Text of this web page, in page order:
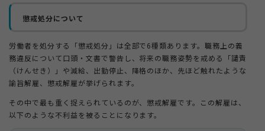
懲戒処分について
労働者を処分する「懲戒処分」は全部で6種類あります。職務上の義
務違反について口頭・文書で警告し、将来の職務姿勢を戒める「譴責
（けんせき）」や減給、出勤停止、降格のほか、先ほど触れたような
諭旨解雇、懲戒解雇が挙げられます。
その中で最も重く捉えられているのが、懲戒解雇です。この解雇は、
以下のような不利益を被ることになります。